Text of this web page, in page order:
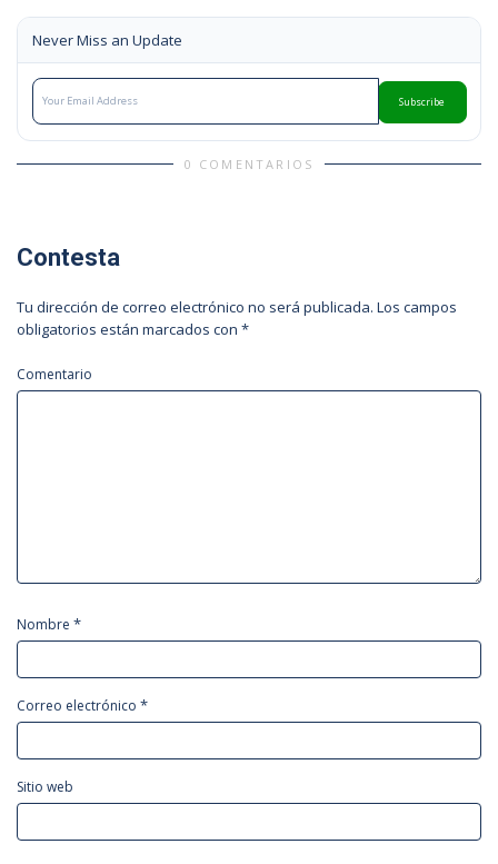
Never Miss an Update
Subscribe
0 COMENTARIOS
Contesta
Tu dirección de correo electrónico no será publicada. Los campos
obligatorios están marcados con *
Comentario
Nombre *
Correo electrónico *
Sitio web